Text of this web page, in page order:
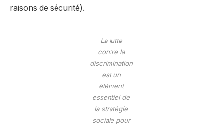
raisons de sécurité).
La lutte
contre la
discrimination
est un
élément
essentiel de
la stratégie
sociale pour